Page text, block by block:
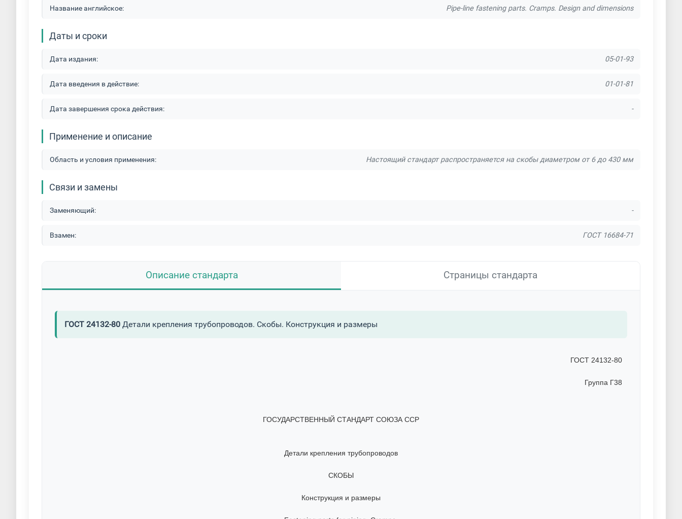
Название английское: Pipe-line fastening parts. Cramps. Design and dimensions
Даты и сроки
Дата издания: 05-01-93
Дата введения в действие: 01-01-81
Дата завершения срока действия: -
Применение и описание
Область и условия применения: Настоящий стандарт распространяется на скобы диаметром от 6 до 430 мм
Связи и замены
Заменяющий: -
Взамен: ГОСТ 16684-71
Описание стандарта Страницы стандарта
ГОСТ 24132-80 Детали крепления трубопроводов. Скобы. Конструкция и размеры